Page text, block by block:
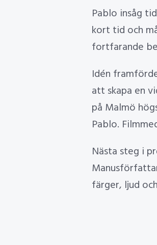
Pablo insåg
kort tid och
fortfarande
Idén
att skapa en
på Malmö
Pablo.
Nästa steg i
färger, ljud